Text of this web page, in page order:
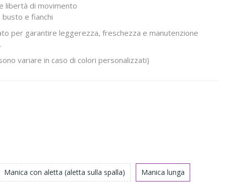
libertà di movimento
e fianchi
per garantire leggerezza, freschezza e manutenzione
variare in caso di colori personalizzati)
Manica con aletta (aletta sulla spalla) Manica lunga